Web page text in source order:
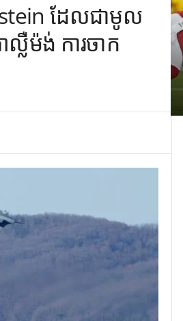
ដែលជាមូល
ល្លឺម៉ង់ ការចាក